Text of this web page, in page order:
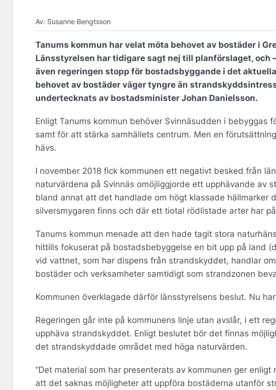
Av: Susanne Bengtsson
Tanums kommun har velat möta behovet av bostäder i
Länsstyrelsen har tidigare sagt nej till planförslaget, och
även regeringen stopp för bostadsbyggande i det
behovet av bostäder väger tyngre än
undertecknats av bostadsminister Johan Danielsson.
Enligt Tanums kommun behöver Svinnäsudden i
samt för att stärka samhällets centrum. Men en
hävs.
I november 2018 fick kommunen ett negativt besked från
naturvärdena på Svinnäs omöjliggjorde ett upphävande av
bland annat att det handlade om högt klassade hällmarker
silversmygaren finns och där ett tiotal rödlistade arter har
Tanums kommun menade att den hade tagit stora
hittills fokuserat på bostadsbebyggelse en bit upp på land
vid vattnet, som har dispens från strandskyddet, handlar
bostäder och verksamheter samtidigt som strandzonen
Kommunen överklagade därför länsstyrelsens beslut. Nu
Regeringen går inte på kommunens linje utan avslår, i ett
upphäva strandskyddet. Enligt beslutet bör det finnas
det strandskyddade området med höga naturvärden.
”Det material som har presenterats av kommunen ger
att det saknas möjligheter att uppföra bostäderna utanför